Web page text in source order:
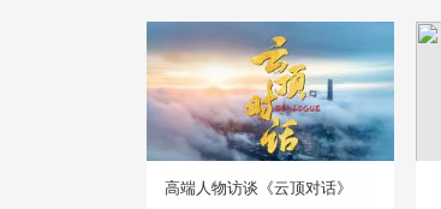
高端人物访谈《云顶对话》